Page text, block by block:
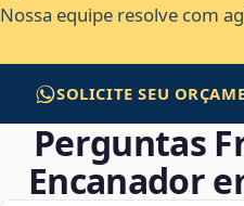
Nossa equipe resolve com
SOLICITE SEU
Perguntas
Encanador